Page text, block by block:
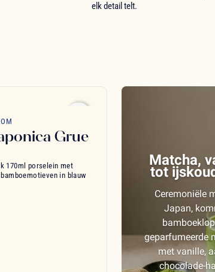
elk detail telt.
Grue
170ml porselein met
in blauw
Matcha,
tot
Ceremoniële
Japan,
geparfumeerde
met vanille,
chocolade-